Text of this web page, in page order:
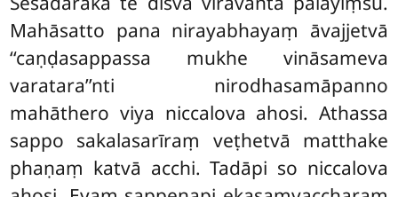
Mahāsatto pana nirayabhayaṃ āvajjetvā
‘‘caṇḍasappassa mukhe vināsameva
varatara’’nti nirodhasamāpanno
mahāthero viya niccalova ahosi. Athassa
sappo sakalasarīraṃ veṭhetvā matthake
phaṇaṃ katvā acchi. Tadāpi so niccalova